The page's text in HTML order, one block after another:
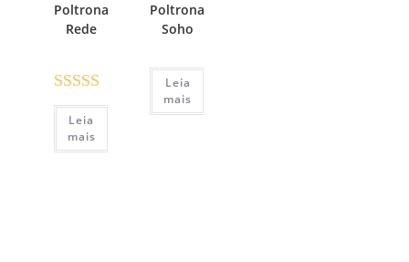
Poltrona
Rede
Avaliaç
ão3.00
de 5
Leia
mais
Poltrona
Soho
Leia
mais